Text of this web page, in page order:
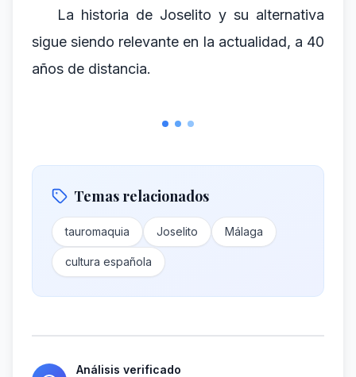
La historia de Joselito y su alternativa
sigue siendo relevante en la actualidad, a 40
años de distancia.
Temas relacionados
tauromaquia Joselito Málaga
cultura española
Análisis verificado